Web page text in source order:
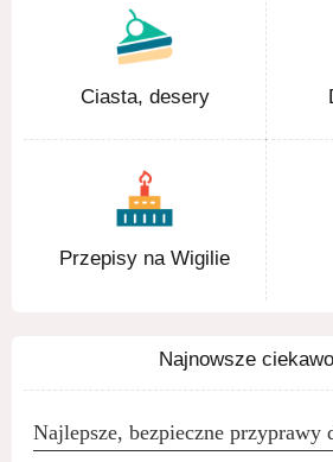
Ciasta, desery
Przepisy na Wigilie
Najnowsze
Najlepsze, bezpieczne przyprawy